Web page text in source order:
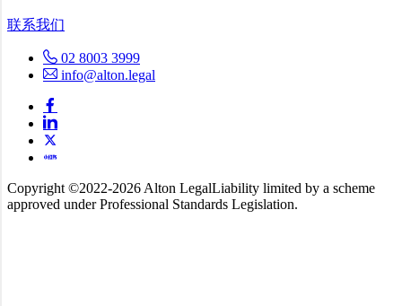
联系我们
02 8003 3999
info@alton.legal
Copyright ©️2022-2026 Alton LegalLiability limited by a scheme
approved under Professional Standards Legislation.